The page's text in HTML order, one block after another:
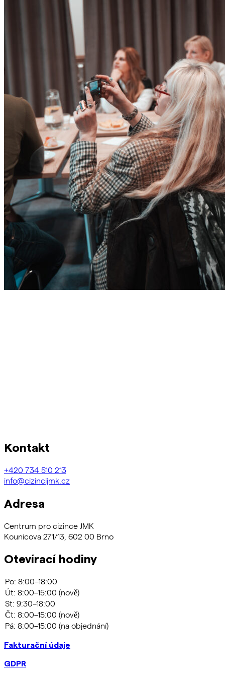
Kontakt
+420 734 510 213
info@cizincijmk.cz
Adresa
Centrum pro cizince JMK
Kounicova 271/13, 602 00 Brno
Otevírací hodiny
Fakturační údaje
GDPR